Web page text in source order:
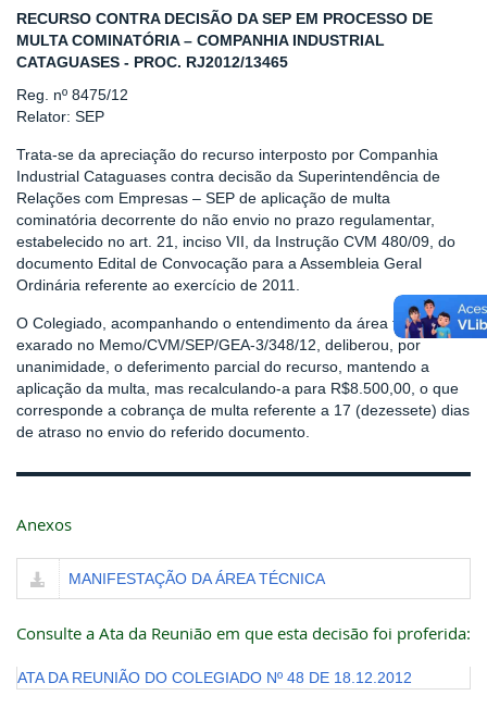
RECURSO CONTRA DECISÃO DA SEP EM PROCESSO DE
MULTA COMINATÓRIA – COMPANHIA INDUSTRIAL
CATAGUASES - PROC. RJ2012/13465
Reg. nº 8475/12
Relator: SEP
Trata-se da apreciação do recurso interposto por Companhia
Industrial Cataguases contra decisão da Superintendência de
Relações com Empresas – SEP de aplicação de multa
cominatória decorrente do não envio no prazo regulamentar,
estabelecido no art. 21, inciso VII, da Instrução CVM 480/09, do
documento Edital de Convocação para a Assembleia Geral
Ordinária referente ao exercício de 2011.
O Colegiado, acompanhando o entendimento da área técnica,
exarado no Memo/CVM/SEP/GEA-3/348/12, deliberou, por
unanimidade, o deferimento parcial do recurso, mantendo a
aplicação da multa, mas recalculando-a para R$8.500,00, o que
corresponde a cobrança de multa referente a 17 (dezessete) dias
de atraso no envio do referido documento.
Anexos
MANIFESTAÇÃO DA ÁREA TÉCNICA
Consulte a Ata da Reunião em que esta decisão foi proferida:
ATA DA REUNIÃO DO COLEGIADO Nº 48 DE 18.12.2012